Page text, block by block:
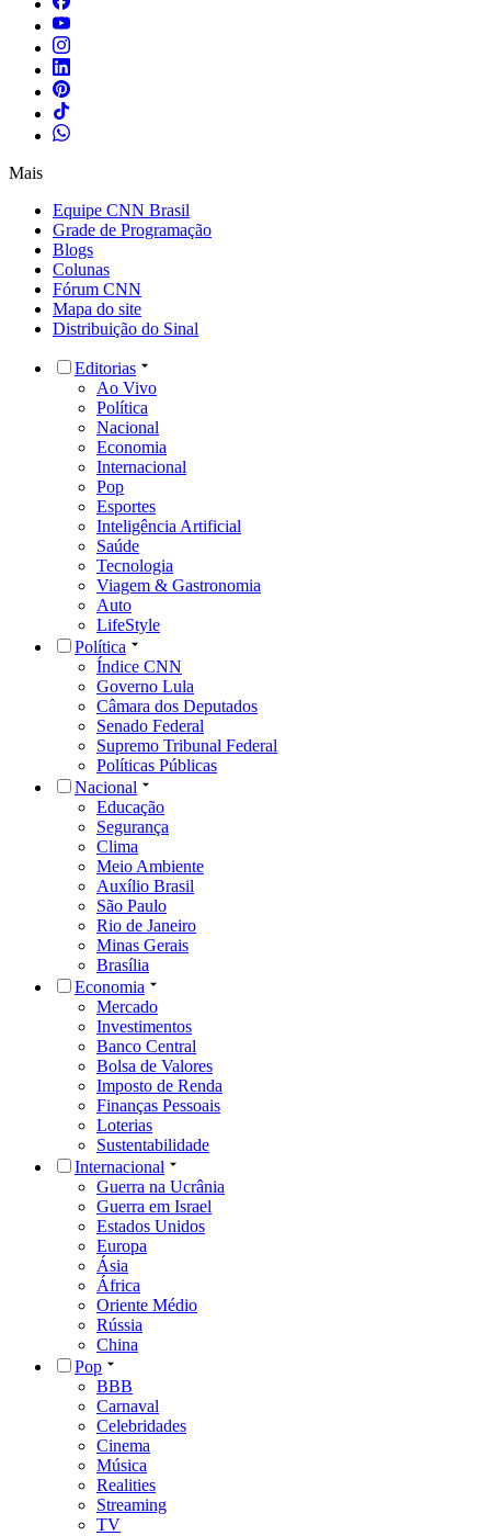
Mais
Equipe CNN Brasil
Grade de Programação
Blogs
Colunas
Fórum CNN
Mapa do site
Distribuição do Sinal
Editorias
Ao Vivo
Política
Nacional
Economia
Internacional
Pop
Esportes
Inteligência Artificial
Saúde
Tecnologia
Viagem & Gastronomia
Auto
LifeStyle
Política
Índice CNN
Governo Lula
Câmara dos Deputados
Senado Federal
Supremo Tribunal Federal
Políticas Públicas
Nacional
Educação
Segurança
Clima
Meio Ambiente
Auxílio Brasil
São Paulo
Rio de Janeiro
Minas Gerais
Brasília
Economia
Mercado
Investimentos
Banco Central
Bolsa de Valores
Imposto de Renda
Finanças Pessoais
Loterias
Sustentabilidade
Internacional
Guerra na Ucrânia
Guerra em Israel
Estados Unidos
Europa
Ásia
África
Oriente Médio
Rússia
China
Pop
BBB
Carnaval
Celebridades
Cinema
Música
Realities
Streaming
TV